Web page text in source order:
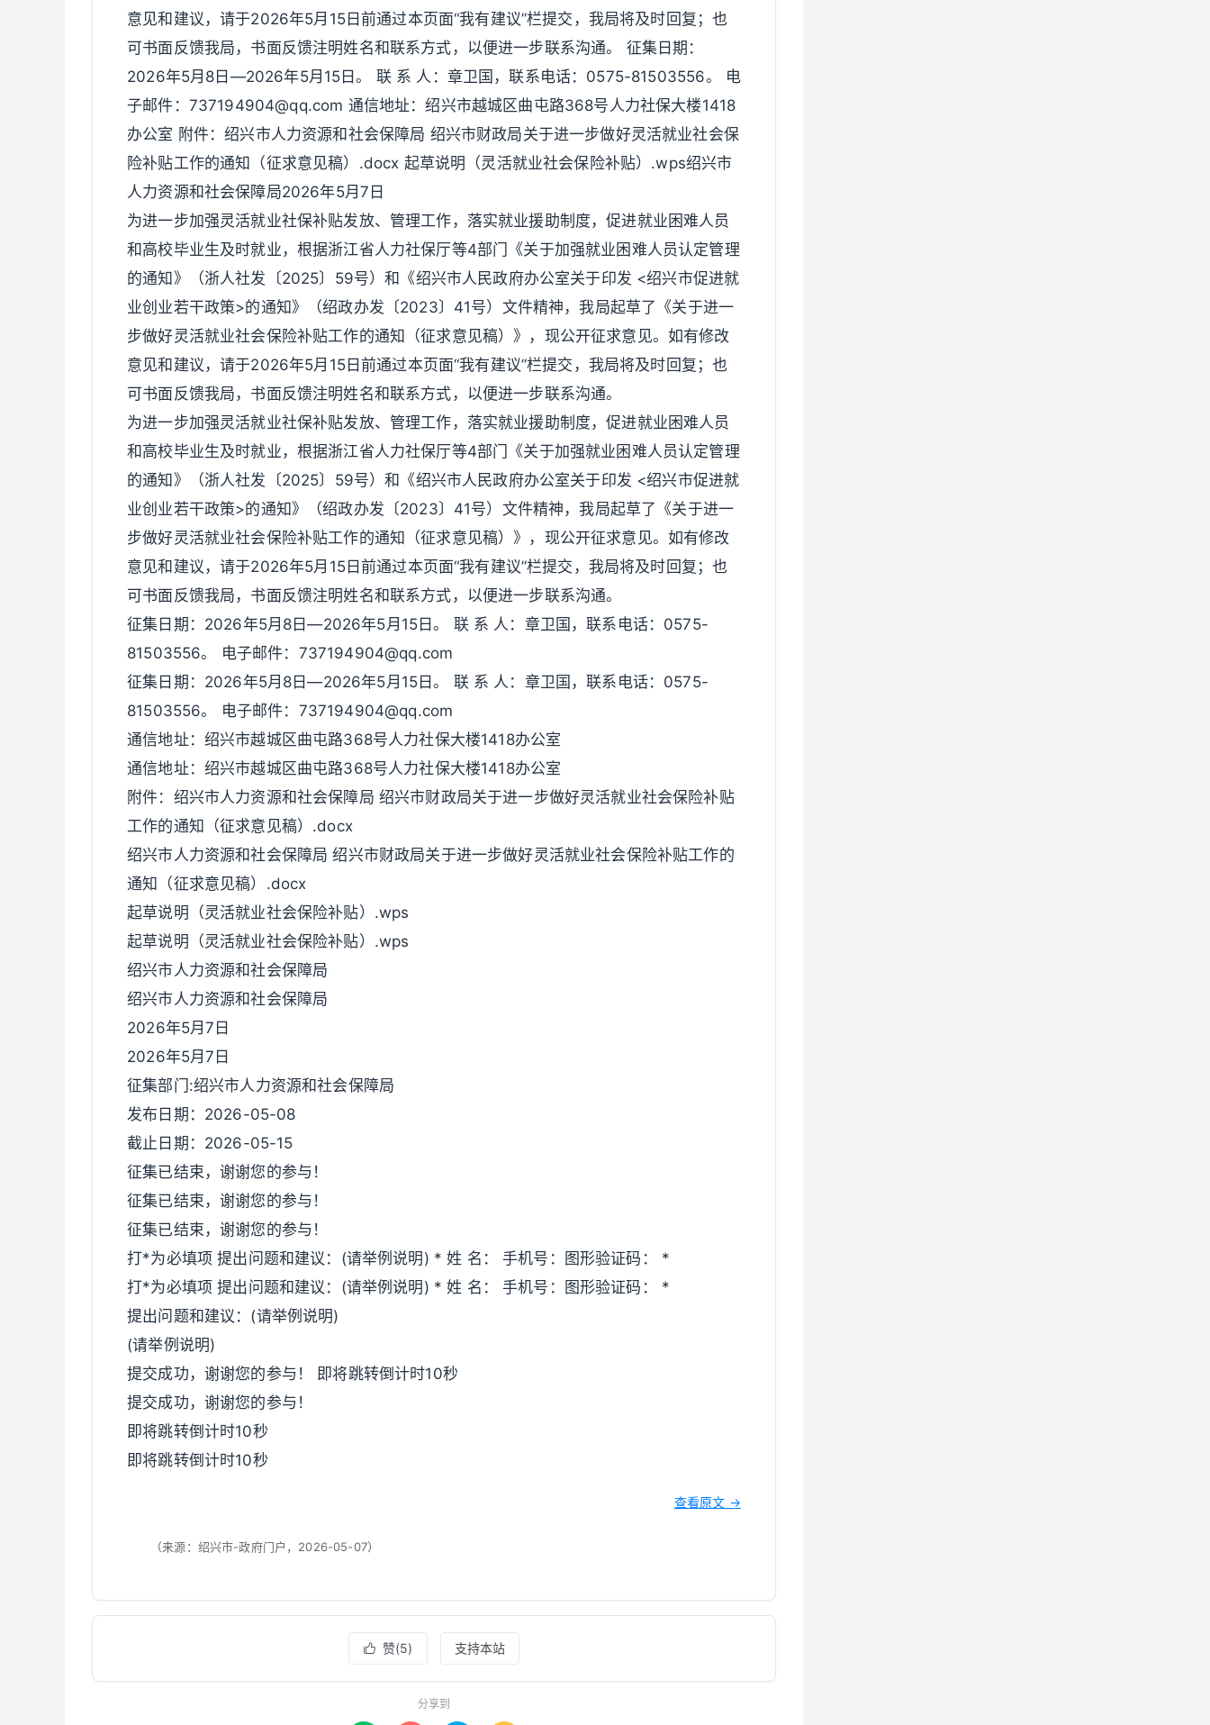
意见和建议，请于2026年5月15日前通过本页面“我有建议”栏提交，我局将及时回复；也
可书面反馈我局，书面反馈注明姓名和联系方式，以便进一步联系沟通。 征集日期：
2026年5月8日—2026年5月15日。 联 系 人：章卫国，联系电话：0575-81503556。 电
子邮件：737194904@qq.com 通信地址：绍兴市越城区曲屯路368号人力社保大楼1418
办公室 附件：绍兴市人力资源和社会保障局 绍兴市财政局关于进一步做好灵活就业社会保
险补贴工作的通知（征求意见稿）.docx 起草说明（灵活就业社会保险补贴）.wps绍兴市
人力资源和社会保障局2026年5月7日
为进一步加强灵活就业社保补贴发放、管理工作，落实就业援助制度，促进就业困难人员
和高校毕业生及时就业，根据浙江省人力社保厅等4部门《关于加强就业困难人员认定管理
的通知》（浙人社发〔2025〕59号）和《绍兴市人民政府办公室关于印发 <绍兴市促进就
业创业若干政策>的通知》（绍政办发〔2023〕41号）文件精神，我局起草了《关于进一
步做好灵活就业社会保险补贴工作的通知（征求意见稿）》，现公开征求意见。如有修改
意见和建议，请于2026年5月15日前通过本页面“我有建议”栏提交，我局将及时回复；也
可书面反馈我局，书面反馈注明姓名和联系方式，以便进一步联系沟通。
为进一步加强灵活就业社保补贴发放、管理工作，落实就业援助制度，促进就业困难人员
和高校毕业生及时就业，根据浙江省人力社保厅等4部门《关于加强就业困难人员认定管理
的通知》（浙人社发〔2025〕59号）和《绍兴市人民政府办公室关于印发 <绍兴市促进就
业创业若干政策>的通知》（绍政办发〔2023〕41号）文件精神，我局起草了《关于进一
步做好灵活就业社会保险补贴工作的通知（征求意见稿）》，现公开征求意见。如有修改
意见和建议，请于2026年5月15日前通过本页面“我有建议”栏提交，我局将及时回复；也
可书面反馈我局，书面反馈注明姓名和联系方式，以便进一步联系沟通。
征集日期：2026年5月8日—2026年5月15日。 联 系 人：章卫国，联系电话：0575-
81503556。 电子邮件：737194904@qq.com
征集日期：2026年5月8日—2026年5月15日。 联 系 人：章卫国，联系电话：0575-
81503556。 电子邮件：737194904@qq.com
通信地址：绍兴市越城区曲屯路368号人力社保大楼1418办公室
通信地址：绍兴市越城区曲屯路368号人力社保大楼1418办公室
附件：绍兴市人力资源和社会保障局 绍兴市财政局关于进一步做好灵活就业社会保险补贴
工作的通知（征求意见稿）.docx
绍兴市人力资源和社会保障局 绍兴市财政局关于进一步做好灵活就业社会保险补贴工作的
通知（征求意见稿）.docx
起草说明（灵活就业社会保险补贴）.wps
起草说明（灵活就业社会保险补贴）.wps
绍兴市人力资源和社会保障局
绍兴市人力资源和社会保障局
2026年5月7日
2026年5月7日
征集部门:绍兴市人力资源和社会保障局
发布日期：2026-05-08
截止日期：2026-05-15
征集已结束，谢谢您的参与！
征集已结束，谢谢您的参与！
征集已结束，谢谢您的参与！
打*为必填项 提出问题和建议：(请举例说明) * 姓 名： 手机号：图形验证码： *
打*为必填项 提出问题和建议：(请举例说明) * 姓 名： 手机号：图形验证码： *
提出问题和建议：(请举例说明)
(请举例说明)
提交成功，谢谢您的参与！ 即将跳转倒计时10秒
提交成功，谢谢您的参与！
即将跳转倒计时10秒
即将跳转倒计时10秒
查看原文 →
（来源：绍兴市-政府门户，2026-05-07）
 赞(5) 支持本站
分享到